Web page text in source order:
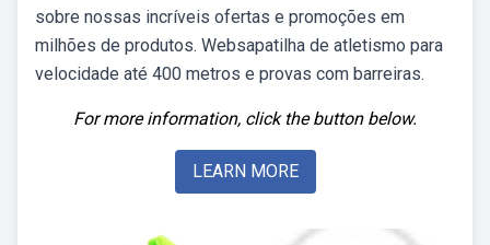
sobre nossas incríveis ofertas e promoções em
milhões de produtos. Websapatilha de atletismo para
velocidade até 400 metros e provas com barreiras.
For more information, click the button below.
LEARN MORE